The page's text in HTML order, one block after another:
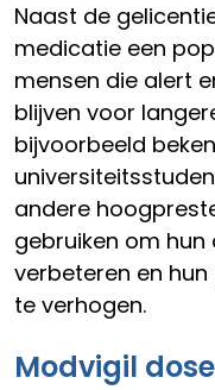
Naast de
medicatie een
mensen die alert
blijven voor
bijvoorbeeld
andere
gebruiken om
verbeteren en
te verhogen.
Modvigil